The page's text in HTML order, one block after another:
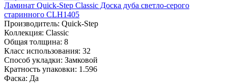
Ламинат Quick-Step Classic Доска дуба светло-серого
старинного CLH1405
Производитель: Quick-Step
Коллекция: Classic
Общая толщина: 8
Класс использования: 32
Способ укладки: Замковой
Кратность упаковки: 1.596
Фаска: Да